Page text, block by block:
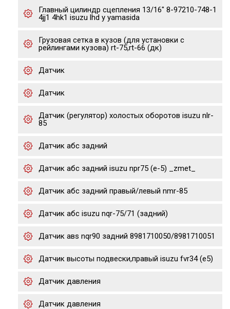
Главный цилиндр сцепления 13/16" 8-97210-748-1
4jj1 4hk1 isuzu lhd y yamasida
Грузовая сетка в кузов (для установки с
рейлингами кузова) rt-75,rt-66 (дк)
Датчик
Датчик
Датчик (регулятор) холостых оборотов isuzu nlr-
85
Датчик абс задний
Датчик абс задний isuzu npr75 (е-5) _zmet_
Датчик абс задний правый/левый nmr-85
Датчик абс isuzu nqr-75/71 (задний)
Датчик авs nqr90 задний 8981710050/8981710051
Датчик высоты подвески,правый isuzu fvr34 (e5)
Датчик давления
Датчик давления